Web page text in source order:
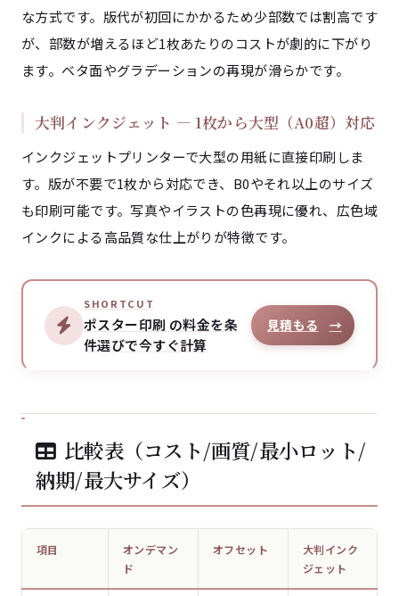
な方式です。版代が初回にかかるため少部数では割高です
が、部数が増えるほど1枚あたりのコストが劇的に下がり
ます。ベタ面やグラデーションの再現が滑らかです。
大判インクジェット — 1枚から大型（A0超）対応
インクジェットプリンターで大型の用紙に直接印刷しま
す。版が不要で1枚から対応でき、B0やそれ以上のサイズ
も印刷可能です。写真やイラストの色再現に優れ、広色域
インクによる高品質な仕上がりが特徴です。
SHORTCUT
ポスター印刷 の料金を条
件選びで今すぐ計算
見積もる →
比較表（コスト/画質/最小ロット/
納期/最大サイズ）
項目
オンデマン
ド
オフセット
大判インク
ジェット